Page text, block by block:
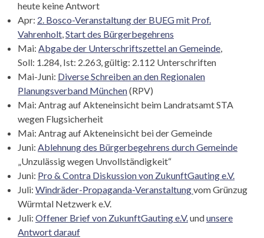
heute keine Antwort
Apr: 2. Bosco-Veranstaltung der BUEG mit Prof.
Vahrenholt,Start des Bürgerbegehrens
Mai: Abgabe der Unterschriftszettel an Gemeinde,
Soll: 1.284, Ist: 2.263, gültig: 2.112 Unterschriften
Mai-Juni: Diverse Schreiben an den Regionalen
Planungsverband München(RPV)
Mai: Antrag auf Akteneinsicht beim Landratsamt STA
wegen Flugsicherheit
Mai: Antrag auf Akteneinsicht bei der Gemeinde
Juni: Ablehnung des Bürgerbegehrens durch Gemeinde
„Unzulässig wegen Unvollständigkeit“
Juni: Pro & Contra Diskussion von ZukunftGauting e.V.
Juli: Windräder-Propaganda-Veranstaltungvom Grünzug
Würmtal Netzwerk e.V.
Juli: Offener Brief von ZukunftGauting e.V.undunsere
Antwort darauf